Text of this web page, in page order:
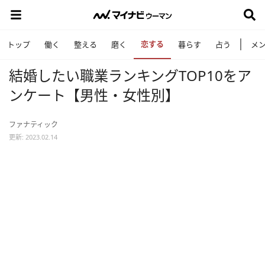
トップ 働く 整える 磨く 恋する 暮らす 占う メ
結婚したい職業ランキングTOP10をア
ンケート【男性・女性別】
ファナティック
更新: 2023.02.14